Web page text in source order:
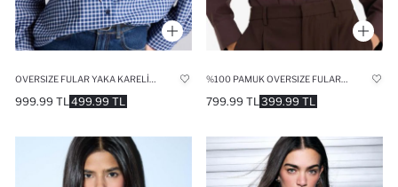
499.99 TL
999.99 TL 399.99 TL
799.99 TL